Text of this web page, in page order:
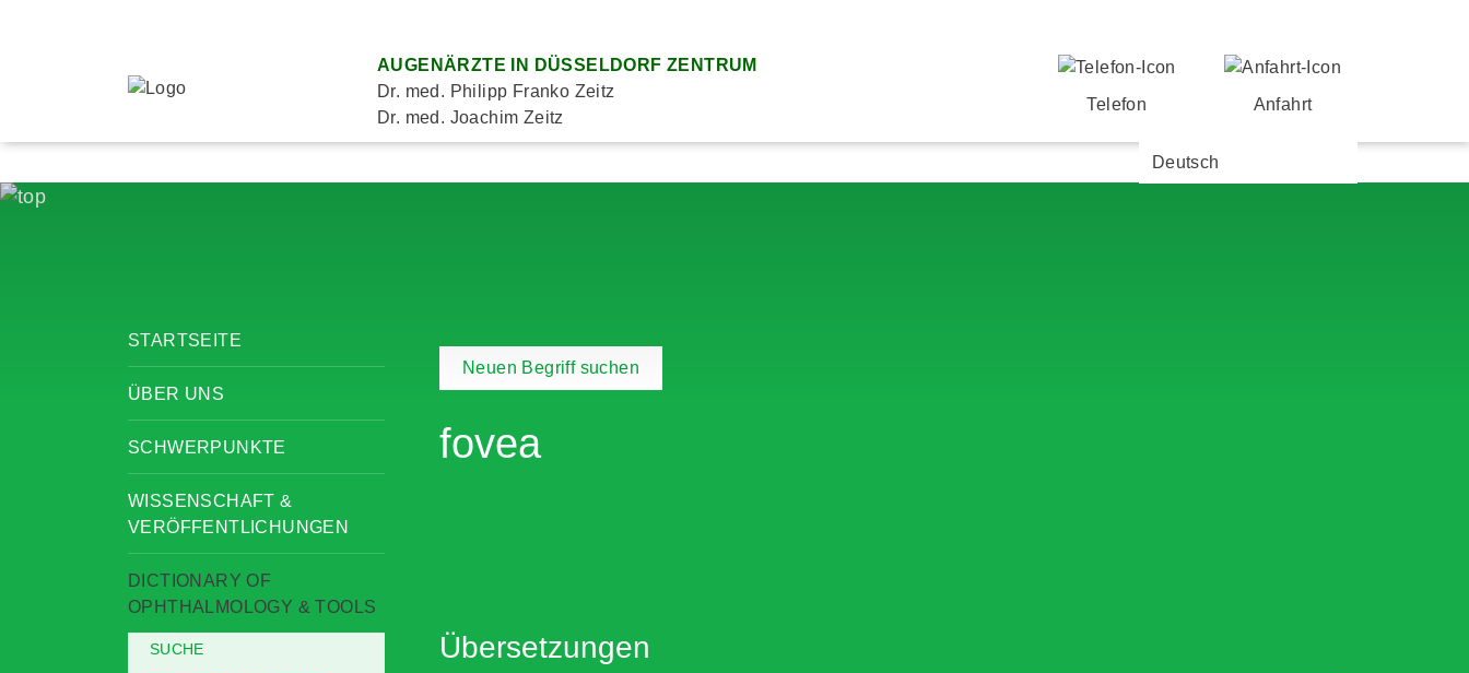
AUGENÄRZTE IN DÜSSELDORF ZENTRUM
Dr. med. Philipp Franko Zeitz
Dr. med. Joachim Zeitz
Telefon Anfahrt
Deutsch
STARTSEITE
ÜBER UNS
SCHWERPUNKTE
WISSENSCHAFT &
VERÖFFENTLICHUNGEN
DICTIONARY OF
OPHTHALMOLOGY & TOOLS
SUCHE
Neuen Begriff suchen
fovea
Übersetzungen